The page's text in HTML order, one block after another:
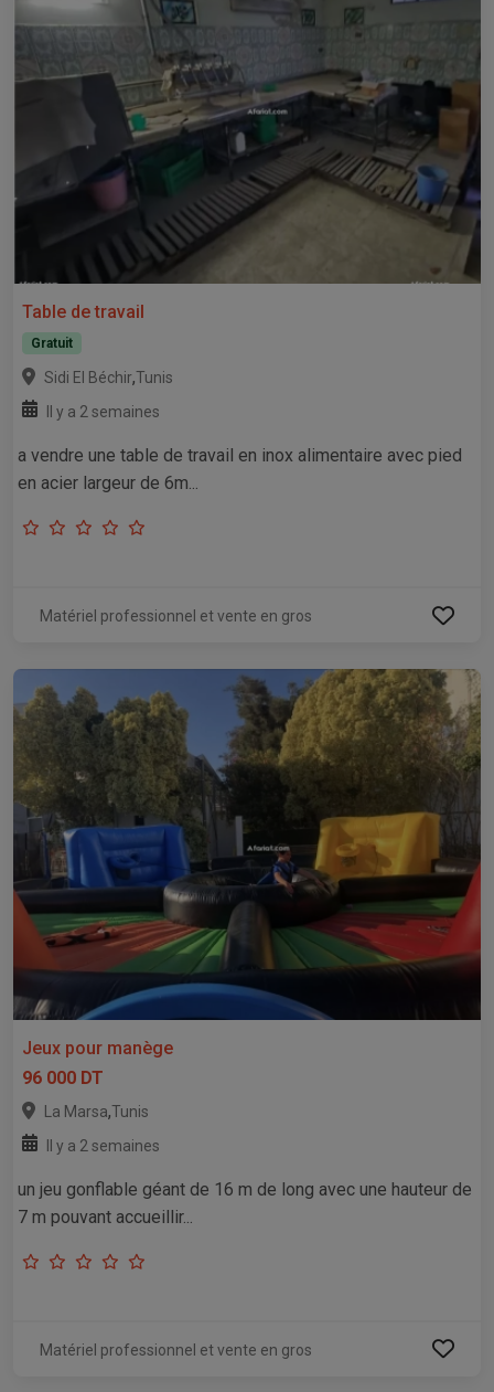
Table de travail
Gratuit
Sidi El Béchir,Tunis
Il y a 2 semaines
a vendre une table de travail en inox alimentaire avec pied
en acier largeur de 6m...
Matériel professionnel et vente en gros
Jeux pour manège
96 000 DT
La Marsa,Tunis
Il y a 2 semaines
un jeu gonflable géant de 16 m de long avec une hauteur de
7 m pouvant accueillir...
Matériel professionnel et vente en gros